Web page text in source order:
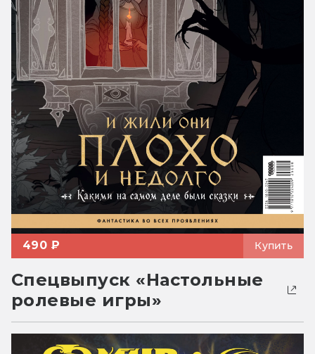
490 ₽ Купить
Спецвыпуск «Настольные
ролевые игры»